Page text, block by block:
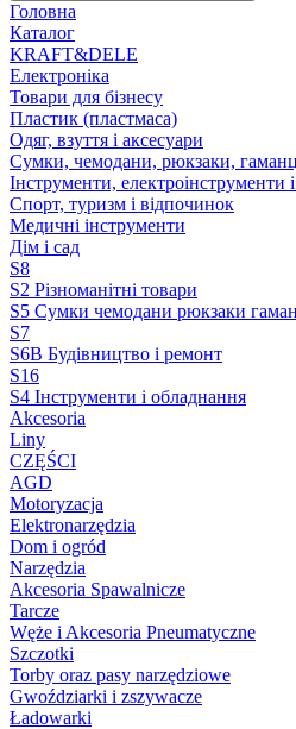
Головна
Каталог
KRAFT&DELE
Електроніка
Товари для бізнесу
Пластик (пластмаса)
Одяг, взуття і аксесуари
Сумки, чемодани, рюкзаки,
Інструменти, електроінструменти
Спорт, туризм і відпочинок
Медичні інструменти
Дім і сад
S8
S2 Різноманітні товари
S5 Сумки чемодани рюкзаки
S7
S6B Будівництво і ремонт
S16
S4 Інструменти і обладнання
Akcesoria
Liny
CZĘŚCI
AGD
Motoryzacja
Elektronarzędzia
Dom i ogród
Narzędzia
Akcesoria Spawalnicze
Tarcze
Węże i Akcesoria Pneumatyczne
Szczotki
Torby oraz pasy narzędziowe
Gwoździarki i zszywacze
Ładowarki